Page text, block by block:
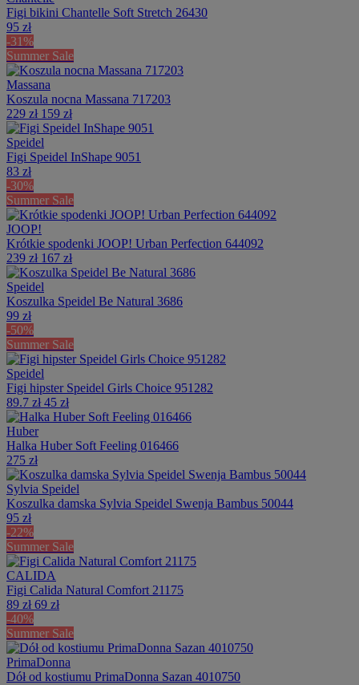
Figi bikini Chantelle Soft Stretch 26430
95 zł
-31%
Summer Sale
Massana
Koszula nocna Massana 717203
229 zł 159 zł
Speidel
Figi Speidel InShape 9051
83 zł
-30%
Summer Sale
JOOP!
Krótkie spodenki JOOP! Urban Perfection 644092
239 zł 167 zł
Speidel
Koszulka Speidel Be Natural 3686
99 zł
-50%
Summer Sale
Speidel
Figi hipster Speidel Girls Choice 951282
89.7 zł 45 zł
Huber
Halka Huber Soft Feeling 016466
275 zł
Sylvia Speidel
Koszulka damska Sylvia Speidel Swenja Bambus 50044
95 zł
-22%
Summer Sale
CALIDA
Figi Calida Natural Comfort 21175
89 zł 69 zł
-40%
Summer Sale
PrimaDonna
Dół od kostiumu PrimaDonna Sazan 4010750